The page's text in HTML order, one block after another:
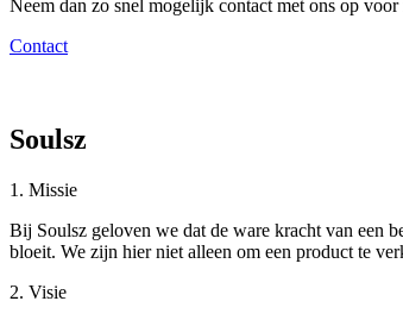
Neem dan zo snel mogelijk contact met ons op
Contact
Soulsz
1. Missie
Bij Soulsz geloven we dat de ware kracht van een
bloeit. We zijn hier niet alleen om een product te
2. Visie